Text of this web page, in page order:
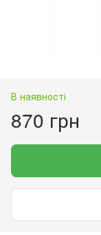
В наявності
870 грн